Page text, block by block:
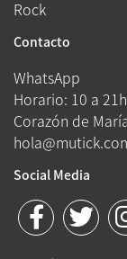
Rock
Contacto
WhatsApp
Horario: 10 a 21h
Corazón de
Social Media